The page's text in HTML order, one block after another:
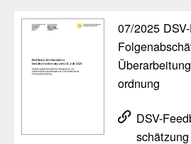
07/​2025
ord­nung
DSV-